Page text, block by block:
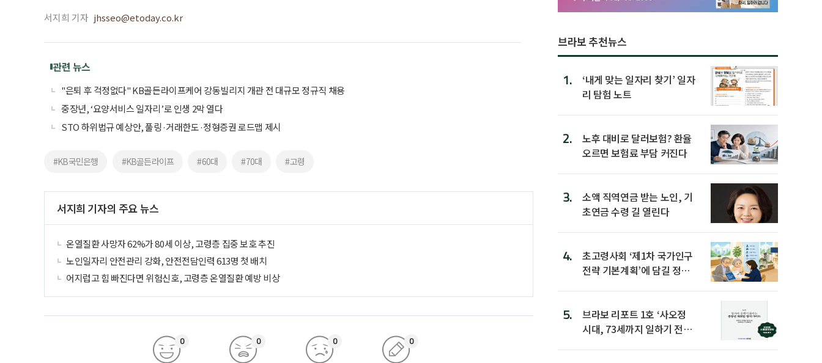
서지희 기자 jhsseo@etoday.co.kr
관련 뉴스
"은퇴 후 걱정없다" KB골든라이프케어 강동빌리지 개관 전 대규모 정규직 채용
중장년, ‘요양서비스 일자리’로 인생 2막 열다
STO 하위법규 예상안, 풀링·거래한도·정형증권 로드맵 제시
#KB국민은행 #KB골든라이프 #60대 #70대 #고령
서지희 기자의 주요 뉴스
온열질환 사망자 62%가 80세 이상, 고령층 집중 보호 추진
노인일자리 안전관리 강화, 안전전담인력 613명 첫 배치
어지럽고 힘 빠진다면 위험신호, 고령층 온열질환 예방 비상
0 0 0 0
브라보 추천뉴스
1.
‘내게 맞는 일자리 찾기’ 일자
리 탐험 노트
2.
노후 대비로 달러보험? 환율
오르면 보험료 부담 커진다
3.
소액 직역연금 받는 노인, 기
초연금 수령 길 열린다
4.
초고령사회 ‘제1차 국가인구
전략 기본계획’에 담길 정책
5.
브라보 리포트 1호 ‘사오정
시대, 73세까지 일하기 전략’